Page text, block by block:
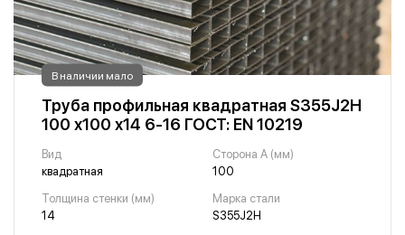
В наличии мало
Труба профильная квадратная S355J2H
100 х100 х14 6-16 ГОСТ: EN 10219
Вид
квадратная
Сторона A (мм)
100
Толщина стенки (мм)
14
Марка стали
S355J2H